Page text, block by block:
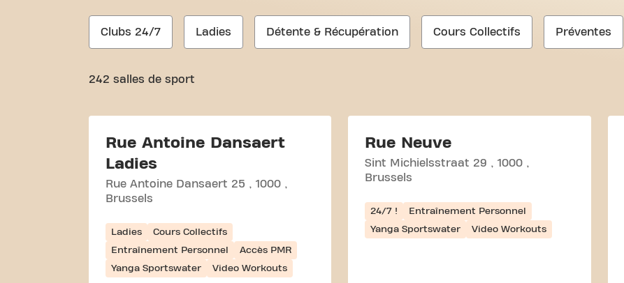
Clubs 24/7 Ladies Détente & Récupération Cours Collectifs Préventes
242 salles de sport
Rue Antoine Dansaert
Ladies
Rue Antoine Dansaert 25
1000
Brussels
Ladies
Cours Collectifs
Entraînement Personnel
Accès PMR
Yanga Sportswater
Video Workouts
Rue Neuve
Sint Michielsstraat 29
1000
Brussels
24/7 !
Entraînement Personnel
Yanga Sportswater
Video Workouts